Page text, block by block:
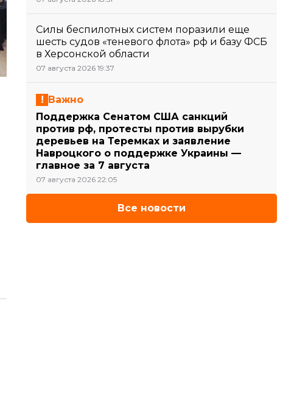
Силы беспилотных систем поразили еще
шесть судов «теневого флота» рф и базу ФСБ
в Херсонской области
07 августа 2026 19:37
Важно
Поддержка Сенатом США санкций
против рф, протесты против вырубки
деревьев на Теремках и заявление
Навроцкого о поддержке Украины —
главное за 7 августа
07 августа 2026 22:05
Все новости